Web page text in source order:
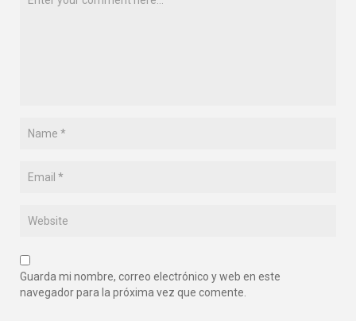
Guarda mi nombre, correo electrónico y web en este
navegador para la próxima vez que comente.